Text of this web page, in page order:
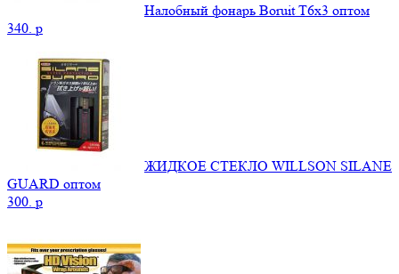
Налобный фонарь Boruit T6x3 оптом
340. p
ЖИДКОЕ СТЕКЛО WILLSON SILANE
GUARD оптом
300. p